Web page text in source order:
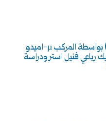
تعقيد واستخلاص البلاديوم (II) بواسطة المركب µ-اميدو
رباعي فنيل استر ودراسة